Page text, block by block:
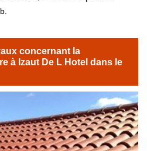
concernant la
à Izaut De L Hotel dans le